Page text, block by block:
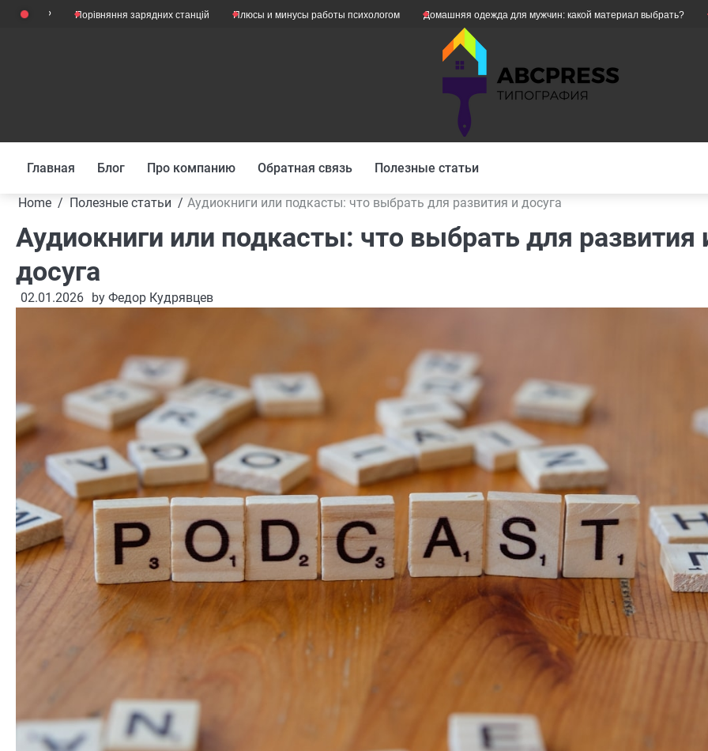
SkipПорівняння зарядних станцій Плюсы и минусы работы психологом Домашняя одежда для мужчин: какой материал выбрать? Як
Главная Блог Про компанию Обратная связь Полезные статьи
Home Полезные статьи Аудиокниги или подкасты: что выбрать для развития и досуга
Аудиокниги или подкасты: что выбрать для развития
досуга
02.01.2026 by Федор Кудрявцев